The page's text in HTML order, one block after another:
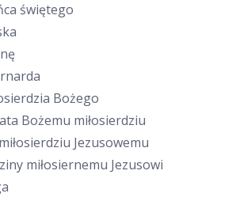
świętego
Bożego
Bożemu miłosierdziu
Jezusowemu
miłosiernemu Jezusowi